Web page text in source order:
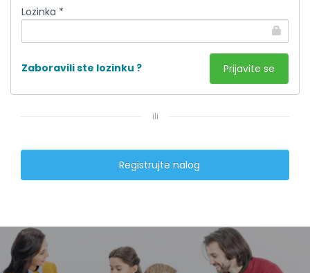
Lozinka *
Zaboravili ste lozinku ?
ili
Registrujte nalog